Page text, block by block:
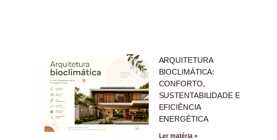
ARQUITETURA
BIOCLIMÁTICA:
CONFORTO,
SUSTENTABILIDADE E
EFICIÊNCIA
ENERGÉTICA
Ler matéria »